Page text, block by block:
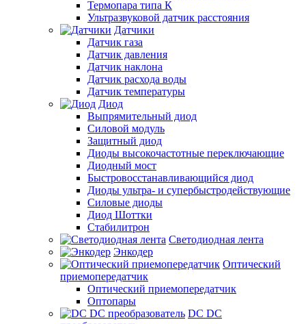
Термопара типа К
Ультразвуковой датчик расстояния
Датчики
Датчик газа
Датчик давления
Датчик наклона
Датчик расхода воды
Датчик температуры
Диод
Выпрямительный диод
Силовой модуль
Защитный диод
Диоды высокочастотные переключающие
Диодный мост
Быстровосстанавливающийся диод
Диоды ультра- и супербыстродействующие
Силовые диоды
Диод Шоттки
Стабилитрон
Светодиодная лента
Энкодер
Оптический
приемопередатчик
Оптический приемопередатчик
Оптопары
DC DC